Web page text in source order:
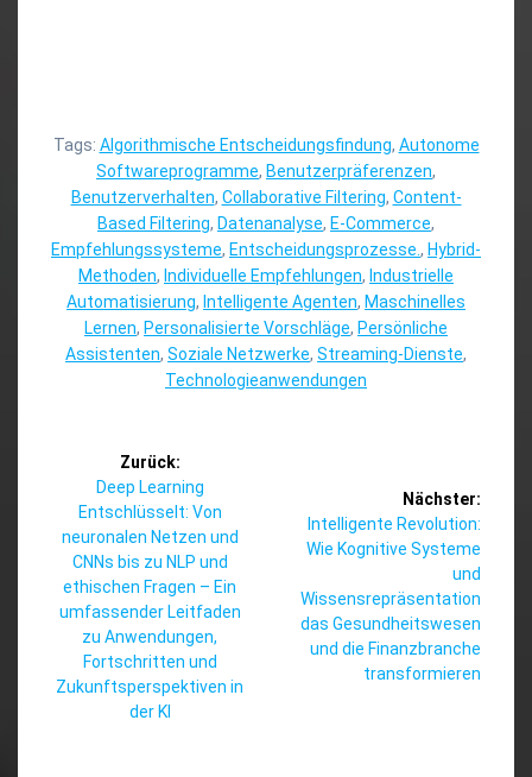
Tags: Algorithmische Entscheidungsfindung, Autonome
Softwareprogramme, Benutzerpräferenzen,
Benutzerverhalten, Collaborative Filtering, Content-
Based Filtering, Datenanalyse, E-Commerce,
Empfehlungssysteme, Entscheidungsprozesse. , Hybrid-
Methoden, Individuelle Empfehlungen, Industrielle
Automatisierung, Intelligente Agenten, Maschinelles
Lernen, Personalisierte Vorschläge, Persönliche
Assistenten, Soziale Netzwerke, Streaming-Dienste,
Technologieanwendungen
Beitragsnavigation
Zurück:
Vorheriger
Beitrag:
Deep Learning
Entschlüsselt: Von
neuronalen Netzen und
CNNs bis zu NLP und
ethischen Fragen – Ein
umfassender Leitfaden
zu Anwendungen,
Fortschritten und
Zukunftsperspektiven in
der KI
Nächster:
Nächster
Beitrag:
Intelligente Revolution:
Wie Kognitive Systeme
und
Wissensrepräsentation
das Gesundheitswesen
und die Finanzbranche
transformieren